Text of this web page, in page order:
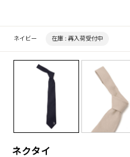
ネクタイ
ネイビー 在庫 : 再入荷受付中